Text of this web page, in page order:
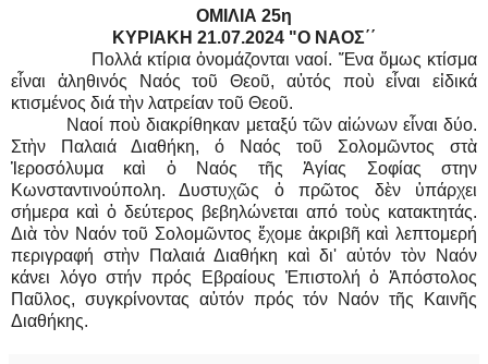
ΟΜΙΛΙΑ 25η
ΚΥΡΙΑΚΗ 21.07.2024 "Ο ΝΑΟΣ΄΄
Πολλά κτίρια ὀνομάζονται ναοί. Ἕνα ὅμως κτίσμα
εἶναι ἀληθινός Ναός τοῦ Θεοῦ, αὐτός ποὺ εἶναι εἰδικά
κτισμένος διά τὴν λατρείαν τοῦ Θεοῦ.
Ναοί ποὺ διακρίθηκαν μεταξύ τῶν αἰώνων εἶναι δύο.
Στὴν Παλαιά Διαθήκη, ό Ναός τοῦ Σολομῶντος στὰ
Ἱεροσόλυμα καὶ ὁ Ναός τῆς Ἁγίας Σοφίας στην
Κωνσταντινούπολη. Δυστυχῶς ὁ πρῶτος δὲν ὑπάρχει
σήμερα καὶ ὁ δεύτερος βεβηλώνεται από τοὺς κατακτητάς.
Διὰ τὸν Ναόν τοῦ Σολομῶντος ἔχομε ἀκριβῆ καὶ λεπτομερή
περιγραφή στὴν Παλαιά Διαθήκη καὶ δι' αὐτόν τὸν Ναόν
κάνει λόγο στήν πρός Εβραίους Ἐπιστολή ὁ Ἀπόστολος
Παῦλος, συγκρίνοντας αὐτόν πρός τόν Ναόν τῆς Καινῆς
Διαθήκης.